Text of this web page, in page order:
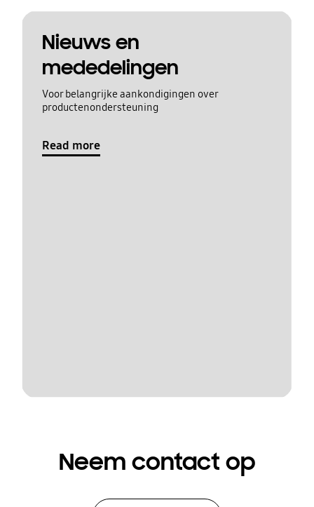
Nieuws en
mededelingen
Voor belangrijke aankondigingen over
productenondersteuning
Read more
Neem contact op